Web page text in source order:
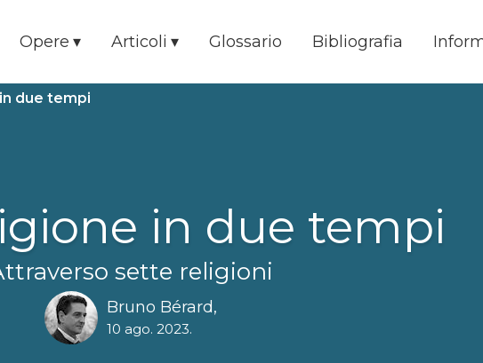
Opere Articoli Glossario Bibliografia
due tempi
in due tempi
sette religioni
Bruno Bérard,
10 ago. 2023.